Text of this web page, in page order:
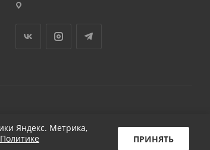
Разработано в KAPUSTA LAB
Яндекс. Метрика,
Политике
ПРИНЯТЬ